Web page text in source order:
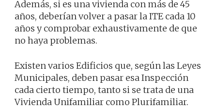
Además, si es una vivienda con más de 45
años, deberían volver a pasar la ITE cada 10
años y comprobar exhaustivamente de que
no haya problemas.
Existen varios Edificios que, según las Leyes
Municipales, deben pasar esa Inspección
cada cierto tiempo, tanto si se trata de una
Vivienda Unifamiliar como Plurifamiliar.